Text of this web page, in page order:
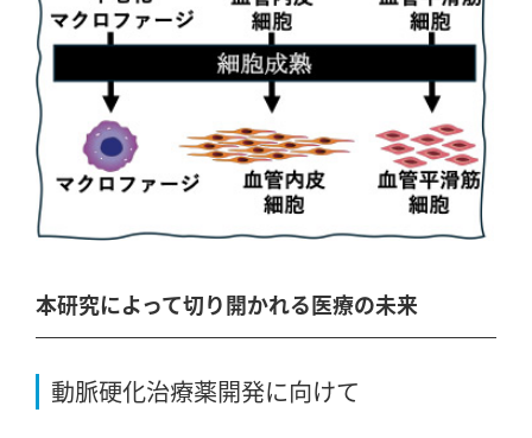
本研究によって切り開かれる医療の未来
動脈硬化治療薬開発に向けて